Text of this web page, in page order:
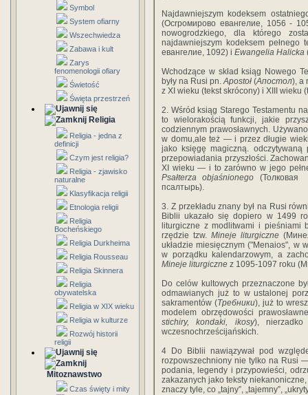
Symbol
System ofiarny
Wszechwiedza
Zabawa i kult
Zarys
fenomenologii ofiary
Świetość
Święta przestrzeń
Religia
Religia - jedna z
definicji
Czym jest religia?
Religia - zjawisko
naturalne
Klasyfikacja religii
Etnologia religii
Religia
Bocheńskiego
Religia Durkheima
Religia Rousseau
Religia Skinnera
Religia
obywatelska
Religia w XIX wieku
Religia w kulturze
Rozwój historii
religii
Mitoznawstwo
Czas święty i mity
Najdawniejszym kodeksem
(Оcrpoмиpoвo евангелие, 1056 -
nowogrodzkiego, dla którego
najdawniejszym kodeksem pełnego
евангелие, 1092) i Ewangelia Halicka
Wchodzące w skład ksiąg Nowego
były na Rusi pn.Apostoł (Апостол), a
z XI wieku (tekst skrócony) i XIII wieku
2. Wśród ksiąg Starego Testamentu
to wielorakością funkcji, jakie
codziennym prawosławnych.
w domu,ale też — i przez długie
jako księgę magiczną. odczytywaną
przepowiadania przyszłości.
XI wieku — i to zarówno w jego
Psałterza objaśnionego
псалтыpь).
3. Z przekładu znany był na Rusi
Biblii ukazało się dopiero w 1499
liturgiczne z modlitwami i pieśniami
rzędzie tzw.Mineje liturgiczne
układzie miesięcznym ("Menaios", w
w porządku kalendarzowym, a
Mineje liturgiczne z 1095-1097 roku
Do celów kultowych przeznaczone
odmawianych już to w ustalonej
sakramentów (Требники), już to
modelem obrzędowości
stichiry, kondaki, ikosy), nierzadko
wczesnochrześcijańskich.
4 Do Biblii nawiązywał pod
rozpowszechniony nie tylko na Rusi
podania, legendy i przypowieści,
zakazanych jako teksty
znaczy tyle, co „tajny”, „tajemny”,